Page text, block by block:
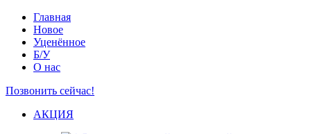
Главная
Новое
Уценённое
Б/У
О нас
Позвонить сейчас!
АКЦИЯ